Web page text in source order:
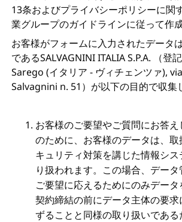
13条およびプライバシーポリシーに関
業グループのガイドラインに従って作
お客様がフォームに入力されたデータ
であるSALVAGNINI ITALIA S.P.A. （登
Sarego (イタリア - ヴィチェンツァ),
Salvagnini n. 51）が以下の目的で収集
お客様のご要望やご質問にお答
のために、お客様のデータは、
キュリティ対策を講じた情報シ
り扱われます。この場合、デー
ご要望に応えるためにのみデータ
契約締結の前にデータ主体の要
ずることと同様の取り扱いであ